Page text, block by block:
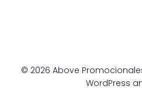
© 2026 Above
WordPress